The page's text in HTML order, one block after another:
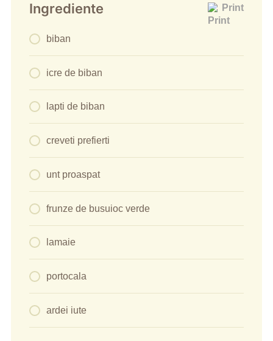
Print
Ingrediente
biban
icre de biban
lapti de biban
creveti prefierti
unt proaspat
frunze de busuioc verde
lamaie
portocala
ardei iute